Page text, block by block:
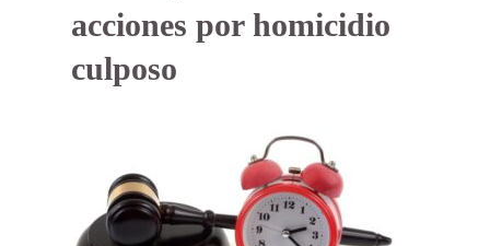
acciones por homicidio
culposo